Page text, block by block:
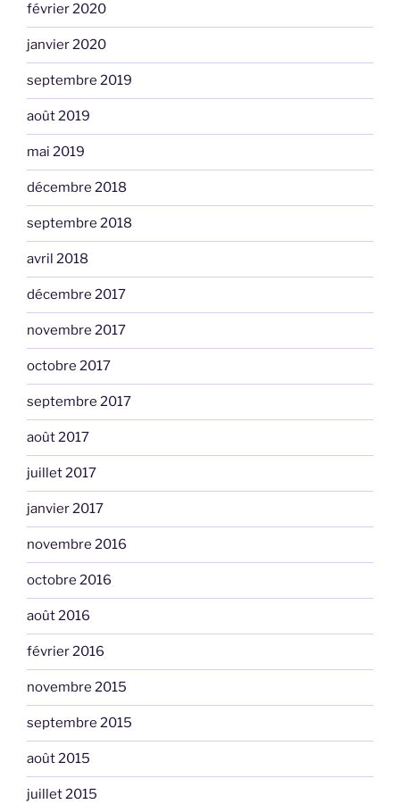
février 2020
janvier 2020
septembre 2019
août 2019
mai 2019
décembre 2018
septembre 2018
avril 2018
décembre 2017
novembre 2017
octobre 2017
septembre 2017
août 2017
juillet 2017
janvier 2017
novembre 2016
octobre 2016
août 2016
février 2016
novembre 2015
septembre 2015
août 2015
juillet 2015